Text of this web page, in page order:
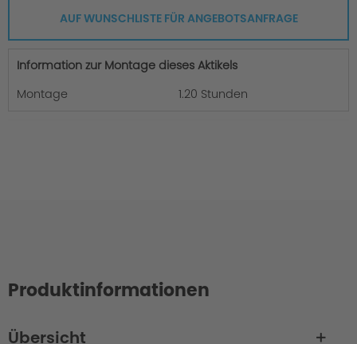
AUF WUNSCHLISTE FÜR ANGEBOTSANFRAGE
Information zur Montage dieses Aktikels
Montage
1.20 Stunden
Produktinformationen
Übersicht